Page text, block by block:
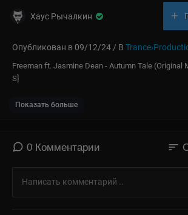
Хаус Рычалкин
Опубликован в 09/12/24 / В
⁣Freeman ft. Jasmine Dean - Autumn Tale (Original
S]
Показать больше
0 Комментарии sort